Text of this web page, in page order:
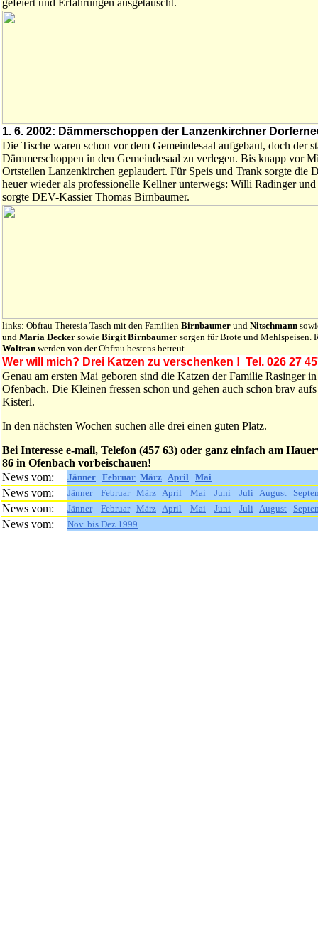
gefeiert und Erfahrungen ausgetauscht.
1. 6. 2002: Dämmerschoppen der Lanzenkirchner
Die Tische waren schon vor dem Gemeindesaal aufgebaut, doch der
Dämmerschoppen in den Gemeindesaal zu verlegen. Bis knapp vor
Ortsteilen Lanzenkirchen geplaudert. Für Speis und Trank sorgte die
heuer wieder als professionelle Kellner unterwegs: Willi Radinger
sorgte DEV-Kassier Thomas Birnbaumer.
links: Obfrau Theresia Tasch mit den Familien Birnbaumer und Nitschmann
und Maria Decker sowie Birgit Birnbaumer sorgen für Brote und Mehlspeisen.
Woltran werden von der Obfrau bestens betreut.
Wer will mich? Drei Katzen zu verschenken ! Tel. 026 27
Genau am ersten Mai geboren sind die Katzen der Familie Rasinger in
Ofenbach. Die Kleinen fressen schon und gehen auch schon brav aufs
Kisterl.
In den nächsten Wochen suchen alle drei einen guten Platz.
Bei Interesse e-mail, Telefon (457 63) oder ganz einfach am
86 in Ofenbach vorbeischauen!
News vom:
Jänner Februar März April Mai
News vom: Jänner Februar März April Mai Juni Juli August
News vom: Jänner Februar März April Mai Juni Juli August
News vom: Nov. bis Dez.1999